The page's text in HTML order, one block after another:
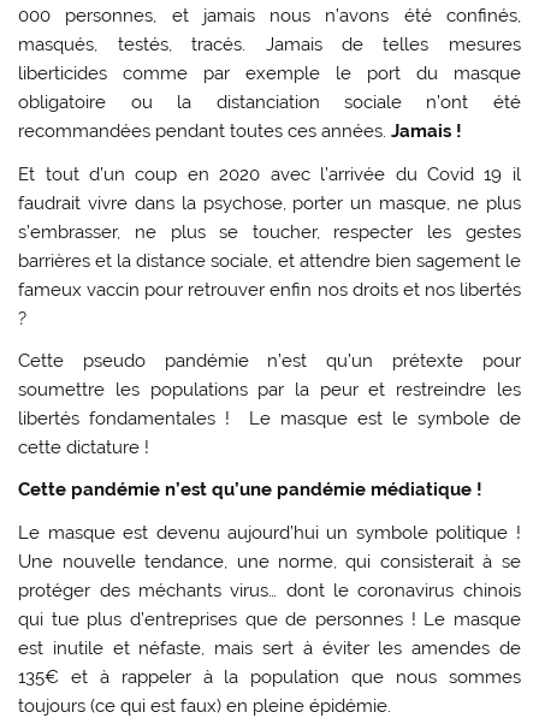
000 personnes, et jamais nous n’avons été confinés,
masqués, testés, tracés. Jamais de telles mesures
liberticides comme par exemple le port du masque
obligatoire ou la distanciation sociale n’ont été
recommandées pendant toutes ces années.Jamais !
Et tout d’un coup en 2020 avec l’arrivée du Covid 19 il
faudrait vivre dans la psychose, porter un masque, ne plus
s’embrasser, ne plus se toucher, respecter les gestes
barrières et la distance sociale, et attendre bien sagement le
fameux vaccin pour retrouver enfin nos droits et nos libertés
?
Cette pseudo pandémie n’est qu’un prétexte pour
soumettre les populations par la peur et restreindre les
libertés fondamentales ! Le masque est le symbole de
cette dictature !
Cette pandémie n’est qu’une pandémie médiatique !
Le masque est devenu aujourd’hui un symbole politique !
Une nouvelle tendance, une norme, qui consisterait à se
protéger des méchants virus… dont le coronavirus chinois
qui tue plus d’entreprises que de personnes ! Le masque
est inutile et néfaste, mais sert à éviter les amendes de
135€ et à rappeler à la population que nous sommes
toujours (ce qui est faux) en pleine épidémie.